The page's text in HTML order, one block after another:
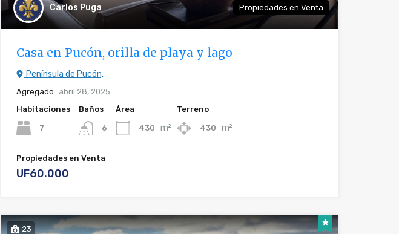
Carlos Puga Propiedades en Venta
Casa en Pucón, orilla de playa y lago
Península de Pucón,
Agregado: abril 28, 2025
Habitaciones
7
Baños
6
Área
430 m²
Terreno
430 m²
Propiedades en Venta
UF60.000
23